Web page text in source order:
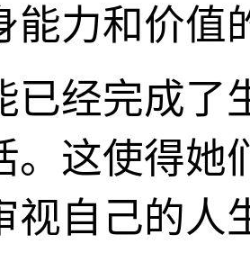
能力和价值
已经完成了
。这使得她
视自己的人